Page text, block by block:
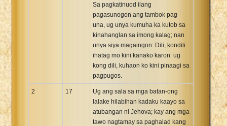
Sa pagkatinuod ilang
pagasunogon ang tambok pag-
una, ug unya kumuha ka kutob sa
kinahanglan sa imong kalag; nan
unya siya magaingon: Dili, kondili
ihatag mo kini kanako karon: ug
kong dili, kuhaon ko kini pinaagi sa
pagpugos.
2 17
Ug ang sala sa mga batan-ong
lalake hilabihan kadaku kaayo sa
atubangan ni Jehova; kay ang mga
tawo nagtamay sa paghalad kang